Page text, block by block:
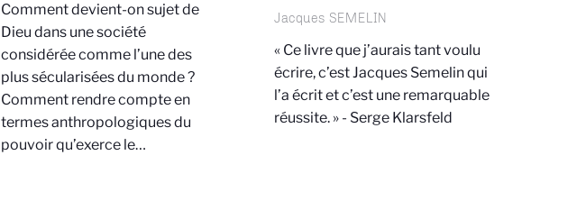
Comment devient-on sujet de
Dieu dans une société
considérée comme l’une des
plus sécularisées du monde ?
Comment rendre compte en
termes anthropologiques du
pouvoir qu’exerce le…
Jacques SEMELIN
« Ce livre que j’aurais tant voulu
écrire, c’est Jacques Semelin qui
l’a écrit et c’est une remarquable
réussite. » - Serge Klarsfeld